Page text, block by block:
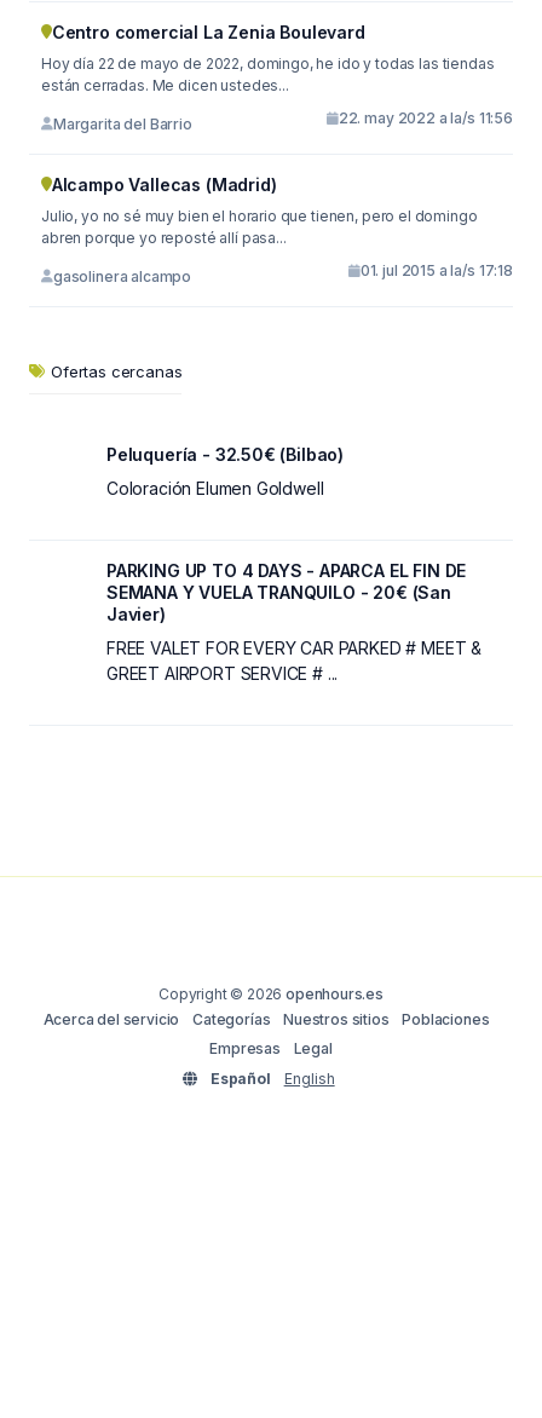
Centro comercial La Zenia Boulevard
Hoy día 22 de mayo de 2022, domingo, he ido y todas las tiendas
están cerradas. Me dicen ustedes...
Margarita del Barrio 22. may 2022 a la/s 11:56
Alcampo Vallecas (Madrid)
Julio, yo no sé muy bien el horario que tienen, pero el domingo
abren porque yo reposté allí pasa...
gasolinera alcampo 01. jul 2015 a la/s 17:18
Ofertas cercanas
Peluquería - 32.50€ (Bilbao)
Coloración Elumen Goldwell
PARKING UP TO 4 DAYS - APARCA EL FIN DE
SEMANA Y VUELA TRANQUILO - 20€ (San
Javier)
FREE VALET FOR EVERY CAR PARKED # MEET &
GREET AIRPORT SERVICE # ...
Copyright © 2026openhours.es
Acerca del servicio
Categorías Nuestros sitios
Poblaciones
Empresas
Legal
Español
English